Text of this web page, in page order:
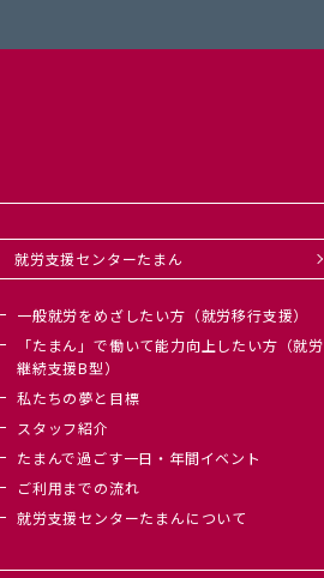
就労支援センターたまん
一般就労をめざしたい方（就労移行支援）
「たまん」で働いて能力向上したい方（就労
継続支援B型）
私たちの夢と目標
スタッフ紹介
たまんで過ごす一日・年間イベント
ご利用までの流れ
就労支援センターたまんについて